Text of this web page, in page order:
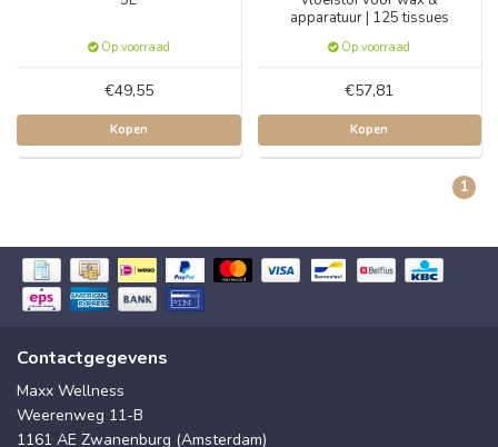
Op voorraad
€49,55
Kopen
apparatuur | 125 tissues
Op voorraad
€57,81
Kopen
1
Contactgegevens
Maxx Wellness
Weerenweg 11-B
1161 AE Zwanenburg (Amsterdam)